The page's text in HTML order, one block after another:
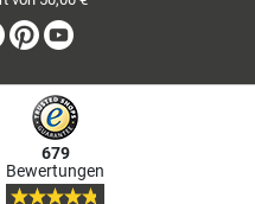
Instagram
Pinterest
679
Bewertungen